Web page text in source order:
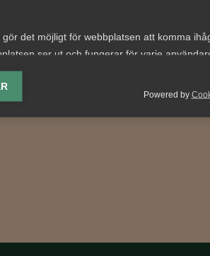
det möjligt för webbplatsen att komma
ser ut och fungerar för varje
region, språk eller färgschema.
hjälper oss förbättra webbplatsen genom
Powered by
Vad
nya
Den 17 mars är